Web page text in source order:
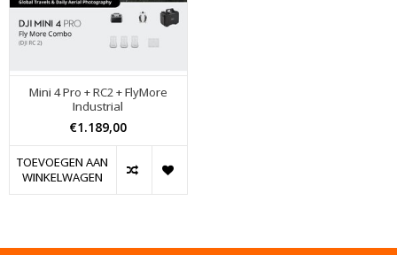
Mini 4 Pro + RC2 + FlyMore
Industrial
€1.189,00
TOEVOEGEN AAN
WINKELWAGEN